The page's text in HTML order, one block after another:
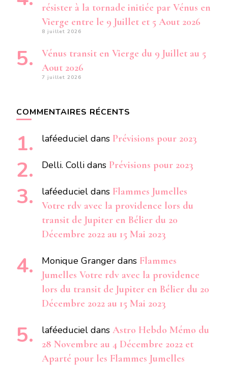
résister à la tornade initiée par Vénus en
Vierge entre le 9 Juillet et 5 Aout 2026
8 juillet 2026
Vénus transit en Vierge du 9 Juillet au 5
Aout 2026
7 juillet 2026
COMMENTAIRES RÉCENTS
laféeduciel dans Prévisions pour 2023
Delli. Colli dans Prévisions pour 2023
laféeduciel dans Flammes Jumelles
Votre rdv avec la providence lors du
transit de Jupiter en Bélier du 20
Décembre 2022 au 15 Mai 2023
Monique Granger dans Flammes
Jumelles Votre rdv avec la providence
lors du transit de Jupiter en Bélier du 20
Décembre 2022 au 15 Mai 2023
laféeduciel dans Astro Hebdo Mémo du
28 Novembre au 4 Décembre 2022 et
Aparté pour les Flammes Jumelles